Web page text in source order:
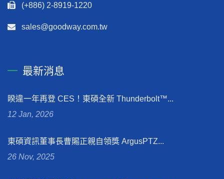
(+886) 2-8919-1220
sales@goodway.com.tw
最新消息
睽違一年再登 CES！東碩全新 Thunderbolt™...
12 Jan, 2026
東碩資訊董事長曹賜正親自領獎 ArgusPTZ...
26 Nov, 2025